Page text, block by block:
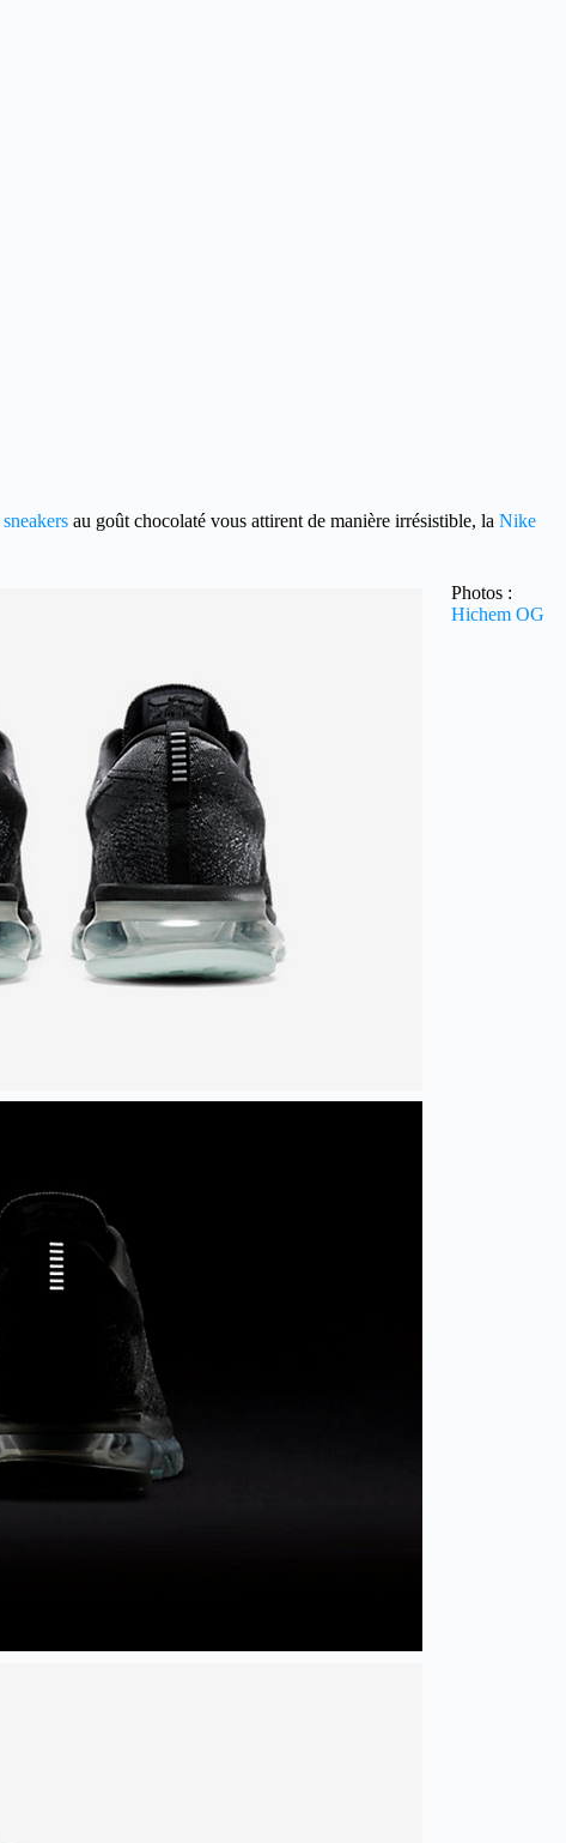
sneakers au goût chocolaté vous attirent de manière irrésistible, la Nike
Photos :
Hichem OG